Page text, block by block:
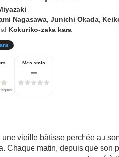
Nagasawa, Junichi Okada,
Kokuriko-zaka kara
Mes amis
--
vieille bâtisse perchée au
Chaque matin, depuis que son